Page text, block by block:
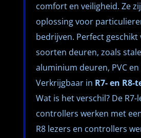
comfort en veiligheid. Ze
oplossing voor
bedrijven. Perfect
soorten deuren, zoals
aluminium deuren, PVC
Verkrijgbaar in R7- en
Wat is het verschil? De R7-
controllers werken met
R8 lezers en controllers